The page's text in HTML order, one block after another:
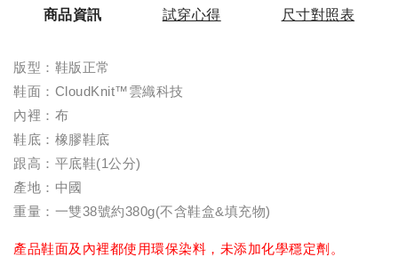
商品資訊 試穿心得 尺寸對照表
版型：鞋版正常
鞋面：CloudKnit™雲織科技
內裡：布
鞋底：橡膠鞋底
跟高：平底鞋(1公分)
產地：中國
重量：一雙38號約380g(不含鞋盒&填充物)
產品鞋面及內裡都使用環保染料，未添加化學穩定劑。